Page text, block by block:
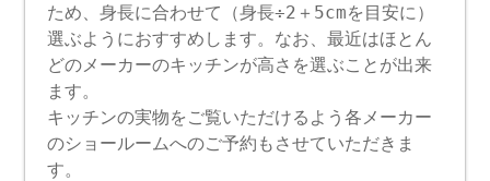
ため、身長に合わせて（身長÷2＋5cmを目安に）
選ぶようにおすすめします。なお、最近はほとん
どのメーカーのキッチンが高さを選ぶことが出来
ます。
キッチンの実物をご覧いただけるよう各メーカー
のショールームへのご予約もさせていただきま
す。